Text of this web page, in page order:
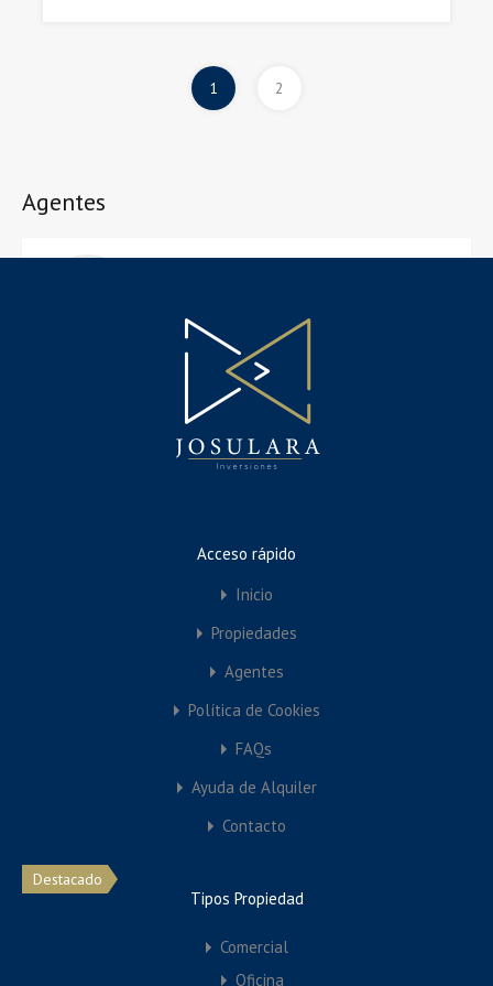
1 2
Agentes
+34 613 011 777
Edificio de Departamentos
Featured Properties
Destacado
Acceso rápido
Inicio
Propiedades
Agentes
Política de Cookies
FAQs
Ayuda de Alquiler
Contacto
Tipos Propiedad
Comercial
Oficina